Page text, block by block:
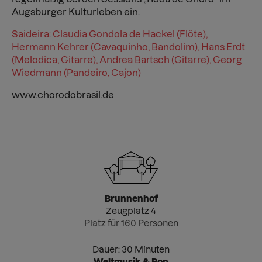
Augsburger Kulturleben ein.
Saideira: Claudia Gondola de Hackel (Flöte),
Hermann Kehrer (Cavaquinho, Bandolim), Hans Erdt
(Melodica, Gitarre), Andrea Bartsch (Gitarre), Georg
Wiedmann (Pandeiro, Cajon)
www.chorodobrasil.de
Brunnenhof
Zeugplatz 4
Platz für 160 Personen
Dauer: 30 Minuten